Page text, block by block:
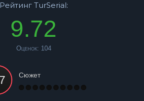
Рейтинг TurSerial:
9.72
Оценок: 104
Сюжет